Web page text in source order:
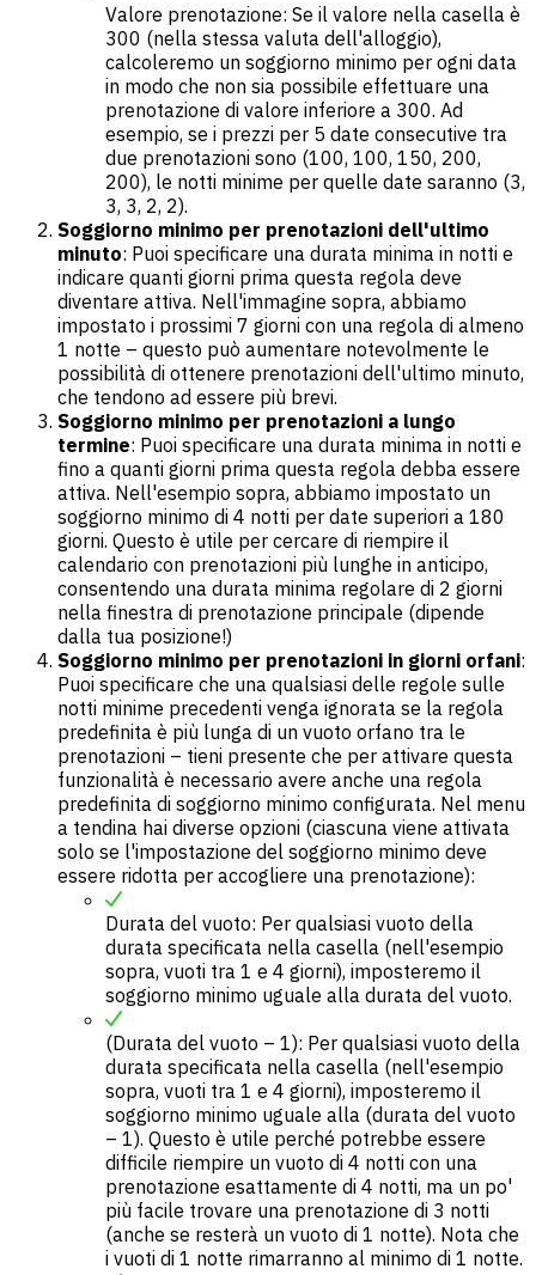
Valore prenotazione: Se il valore nella casella è
300 (nella stessa valuta dell'alloggio),
calcoleremo un soggiorno minimo per ogni data
in modo che non sia possibile effettuare una
prenotazione di valore inferiore a 300. Ad
esempio, se i prezzi per 5 date consecutive tra
due prenotazioni sono (100, 100, 150, 200,
200), le notti minime per quelle date saranno (3,
3, 3, 2, 2).
Soggiorno minimo per prenotazioni dell'ultimo
minuto: Puoi specificare una durata minima in notti e
indicare quanti giorni prima questa regola deve
diventare attiva. Nell'immagine sopra, abbiamo
impostato i prossimi 7 giorni con una regola di almeno
1 notte – questo può aumentare notevolmente le
possibilità di ottenere prenotazioni dell'ultimo minuto,
che tendono ad essere più brevi.
Soggiorno minimo per prenotazioni a lungo
termine: Puoi specificare una durata minima in notti e
fino a quanti giorni prima questa regola debba essere
attiva. Nell'esempio sopra, abbiamo impostato un
soggiorno minimo di 4 notti per date superiori a 180
giorni. Questo è utile per cercare di riempire il
calendario con prenotazioni più lunghe in anticipo,
consentendo una durata minima regolare di 2 giorni
nella finestra di prenotazione principale (dipende
dalla tua posizione!)
Soggiorno minimo per prenotazioni in giorni orfani:
Puoi specificare che una qualsiasi delle regole sulle
notti minime precedenti venga ignorata se la regola
predefinita è più lunga di un vuoto orfano tra le
prenotazioni – tieni presente che per attivare questa
funzionalità è necessario avere anche una regola
predefinita di soggiorno minimo configurata. Nel menu
a tendina hai diverse opzioni (ciascuna viene attivata
solo se l'impostazione del soggiorno minimo deve
essere ridotta per accogliere una prenotazione):
Durata del vuoto: Per qualsiasi vuoto della
durata specificata nella casella (nell'esempio
sopra, vuoti tra 1 e 4 giorni), imposteremo il
soggiorno minimo uguale alla durata del vuoto.
(Durata del vuoto – 1): Per qualsiasi vuoto della
durata specificata nella casella (nell'esempio
sopra, vuoti tra 1 e 4 giorni), imposteremo il
soggiorno minimo uguale alla (durata del vuoto
– 1). Questo è utile perché potrebbe essere
difficile riempire un vuoto di 4 notti con una
prenotazione esattamente di 4 notti, ma un po'
più facile trovare una prenotazione di 3 notti
(anche se resterà un vuoto di 1 notte). Nota che
i vuoti di 1 notte rimarranno al minimo di 1 notte.